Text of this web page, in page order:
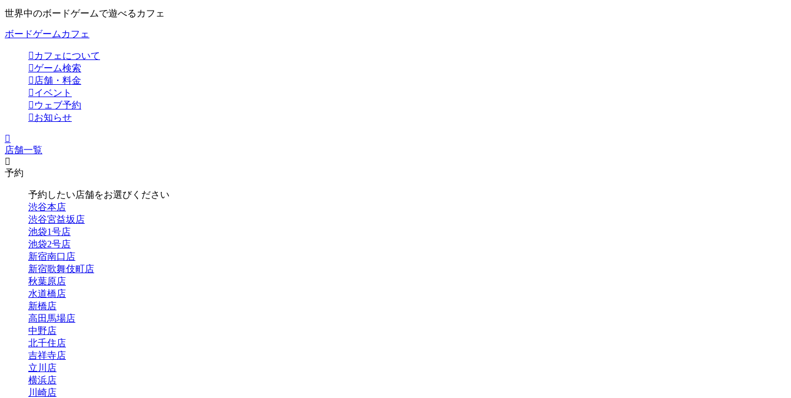
世界中のボードゲームで遊べるカフェ
ボードゲームカフェ
カフェについて
ゲーム検索
店舗・料金
イベント
ウェブ予約
お知らせ
店舗一覧
予約
予約したい店舗をお選びください
渋谷本店
渋谷宮益坂店
池袋1号店
池袋2号店
新宿南口店
新宿歌舞伎町店
秋葉原店
水道橋店
新橋店
高田馬場店
中野店
北千住店
吉祥寺店
立川店
横浜店
川崎店